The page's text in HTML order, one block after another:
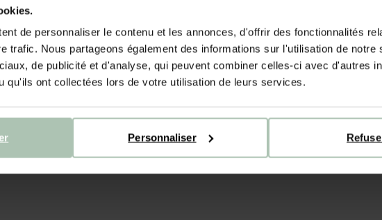
de personnaliser le contenu et les annonces, d'offrir des fonctionnalités
trafic. Nous partageons également des informations sur l'utilisation de notre
de publicité et d'analyse, qui peuvent combiner celles-ci avec d'autres
qu'ils ont collectées lors de votre utilisation de leurs services.
Personnaliser